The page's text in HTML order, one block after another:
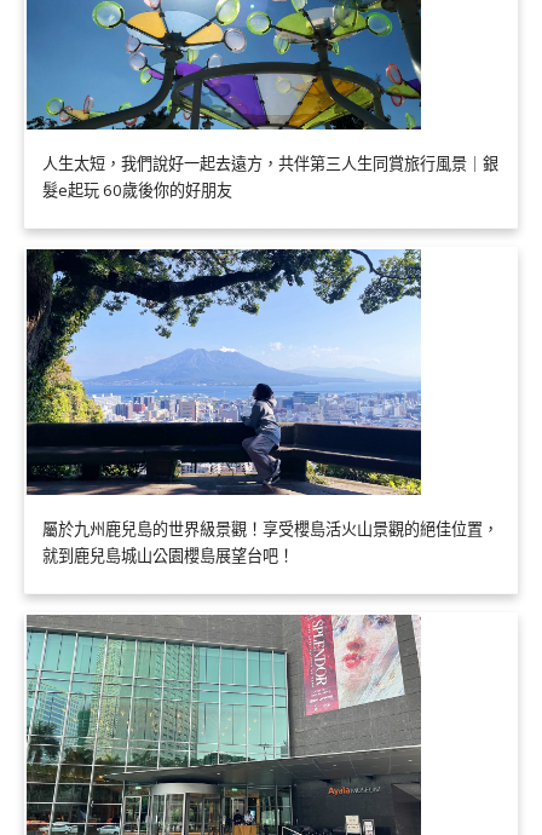
人生太短，我們說好一起去遠方，共伴第三人生同賞旅行風景｜銀
髮e起玩 60歲後你的好朋友
屬於九州鹿兒島的世界級景觀！享受櫻島活火山景觀的絕佳位置，
就到鹿兒島城山公園櫻島展望台吧！